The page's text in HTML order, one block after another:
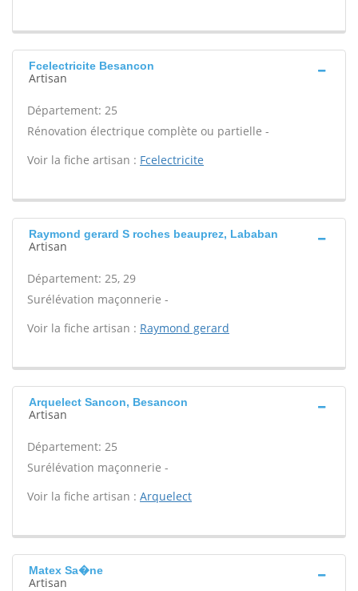
Fcelectricite Besancon
Artisan
Département: 25
Rénovation électrique complète ou partielle -
Voir la fiche artisan : Fcelectricite
Raymond gerard S roches beauprez, Lababan
Artisan
Département: 25, 29
Surélévation maçonnerie -
Voir la fiche artisan : Raymond gerard
Arquelect Sancon, Besancon
Artisan
Département: 25
Surélévation maçonnerie -
Voir la fiche artisan : Arquelect
Matex Sa�ne
Artisan